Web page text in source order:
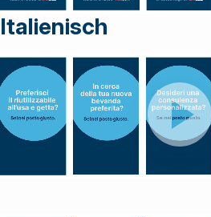
Italienisch